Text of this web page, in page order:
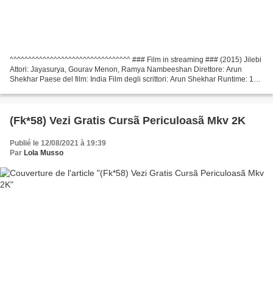
^^^^^^^^^^^^^^^^^^^^^^^^^^^^^^^^^ ### Film in streaming ### (2015) Jilebi
Attori: Jayasurya, Gourav Menon, Ramya Nambeeshan Direttore: Arun
Shekhar Paese del film: India Film degli scrittori: Arun Shekhar Runtime: 116
(Fk*58) Vezi Gratis Cursã Periculoasã Mkv 2K
Publié le 12/08/2021 à 19:39
Par Lola Musso